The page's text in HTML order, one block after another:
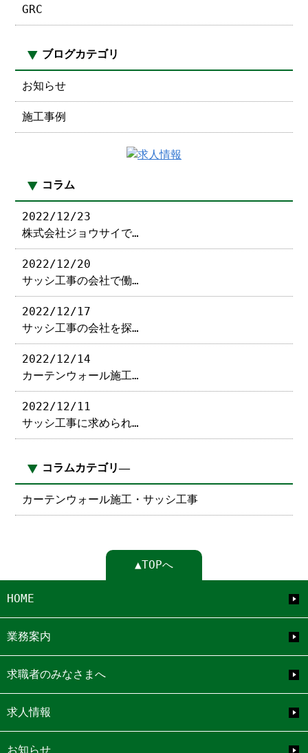
GRC
ブログカテゴリ
お知らせ
施工事例
コラム
2022/12/23
株式会社ジョウサイで…
2022/12/20
サッシ工事の会社で働…
2022/12/17
サッシ工事の会社を探…
2022/12/14
カーテンウォール施工…
2022/12/11
サッシ工事に求められ…
コラムカテゴリ―
カーテンウォール施工・サッシ工事
▲TOPへ
HOME
業務案内
求職者のみなさまへ
求人情報
お知らせ